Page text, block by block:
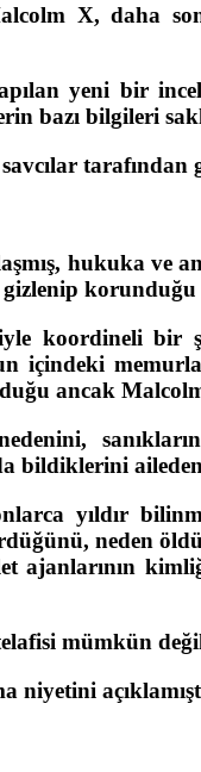
X, daha
yeni bir
bazı bilgileri
hukuka ve
gizlenip
koordineli bir
içindeki
ancak
bildiklerini aileden
yıldır
neden
ajanlarının
mümkün
niyetini